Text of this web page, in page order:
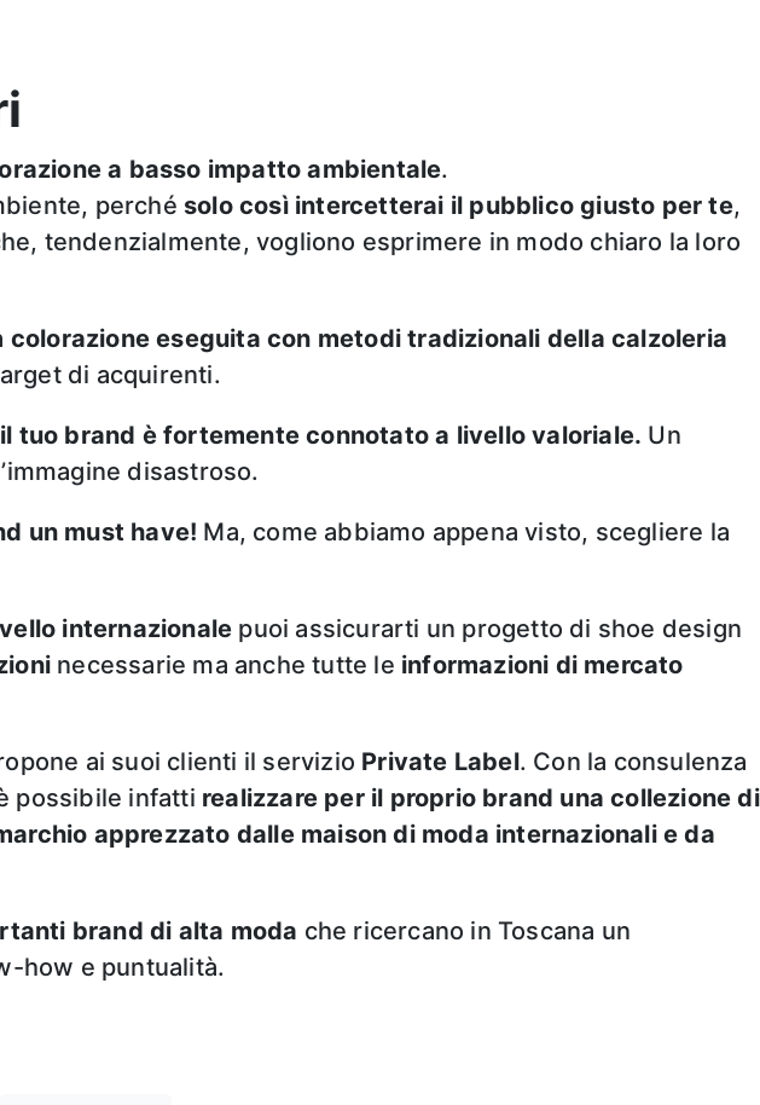
a basso impatto ambientale.
perché solo così intercetterai il pubblico giusto per te,
tendenzialmente, vogliono esprimere in modo chiaro la loro
colorazione eseguita con metodi tradizionali della calzoleria
di acquirenti.
tuo brand è fortemente connotato a livello valoriale. Un
disastroso.
un must have! Ma, come abbiamo appena visto, scegliere la
internazionale puoi assicurarti un progetto di shoe design
necessarie ma anche tutte le informazioni di mercato
ai suoi clienti il servizio Private Label. Con la consulenza
possibile infatti realizzare per il proprio brand una collezione di
apprezzato dalle maison di moda internazionali e da
brand di alta moda che ricercano in Toscana un
how e puntualità.